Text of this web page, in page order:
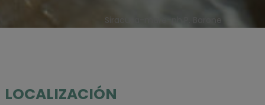
Siracusa-mare-ph.P. Barone
LOCALIZACIÓN